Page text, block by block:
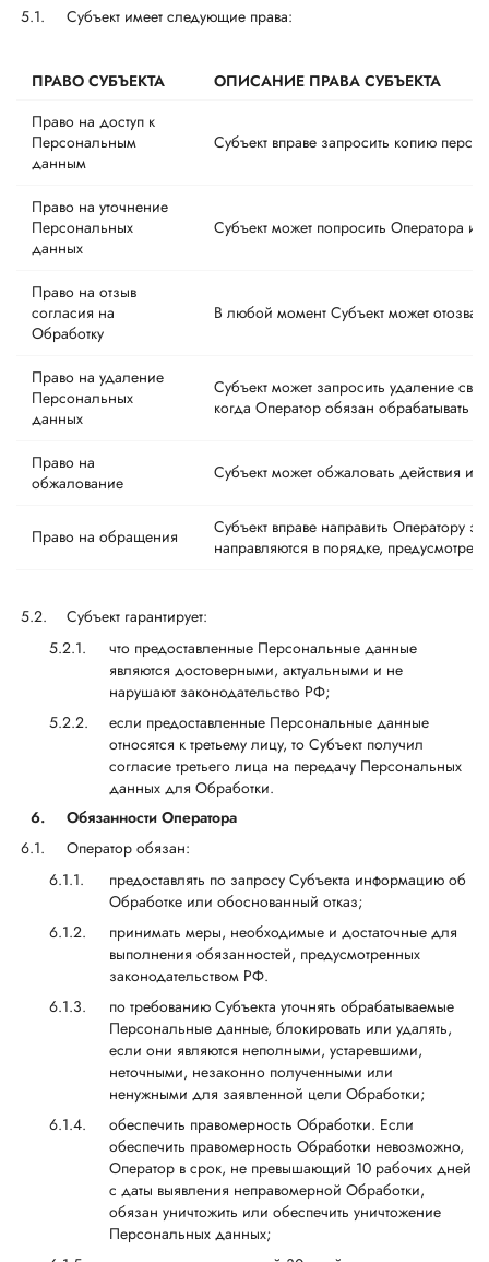
Субъект имеет следующие права:
ПРАВО СУБЪЕКТА
ОПИСАНИЕ ПРАВА СУБЪЕКТА
Право на доступ к
Персональным
данным
Субъект вправе запросить копию
Право на уточнение
Персональных
данных
Субъект может попросить Оператора
Право на отзыв
согласия на
Обработку
В любой момент Субъект может
Право на удаление
Персональных
данных
Субъект может запросить удаление
когда Оператор обязан обрабатывать
Право на
обжалование
Субъект может обжаловать действия
Право на обращения
Субъект вправе направить Оператору
направляются в порядке,
Субъект гарантирует:
что предоставленные Персональные данные
являются достоверными, актуальными и не
нарушают законодательство РФ;
если предоставленные Персональные данные
относятся к третьему лицу, то Субъект получил
согласие третьего лица на передачу Персональных
данных для Обработки.
6.
Обязанности Оператора
Оператор обязан:
предоставлять по запросу Субъекта информацию об
Обработке или обоснованный отказ;
принимать меры, необходимые и достаточные для
выполнения обязанностей, предусмотренных
законодательством РФ.
по требованию Субъекта уточнять обрабатываемые
Персональные данные, блокировать или удалять,
если они являются неполными, устаревшими,
неточными, незаконно полученными или
ненужными для заявленной цели Обработки;
обеспечить правомерность Обработки. Если
обеспечить правомерность Обработки невозможно,
Оператор в срок, не превышающий 10 рабочих дней
с даты выявления неправомерной Обработки,
обязан уничтожить или обеспечить уничтожение
Персональных данных;